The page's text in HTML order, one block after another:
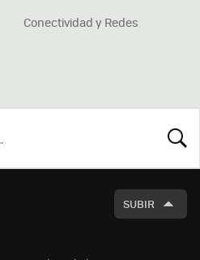
Conectividad y Redes
SUBIR